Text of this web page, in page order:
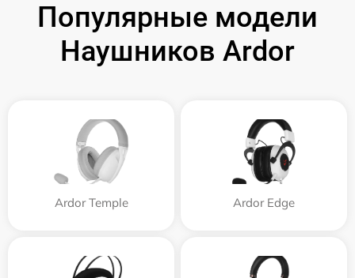
Популярные модели
Наушников Ardor
Ardor Temple Ardor Edge